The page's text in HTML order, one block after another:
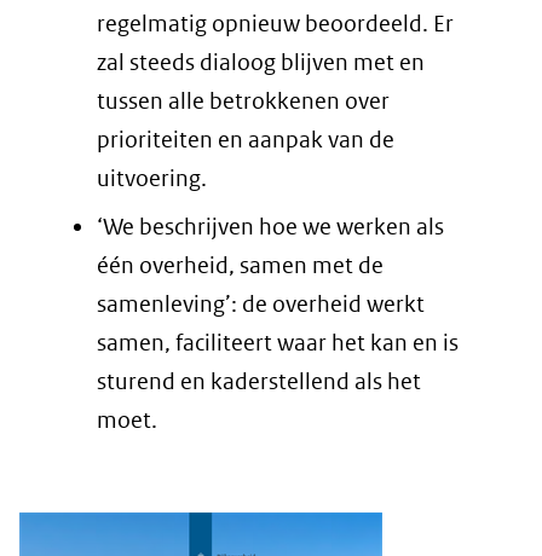
regelmatig opnieuw beoordeeld. Er
zal steeds dialoog blijven met en
tussen alle betrokkenen over
prioriteiten en aanpak van de
uitvoering.
‘We beschrijven hoe we werken als
één overheid, samen met de
samenleving’: de overheid werkt
samen, faciliteert waar het kan en is
sturend en kaderstellend als het
moet.